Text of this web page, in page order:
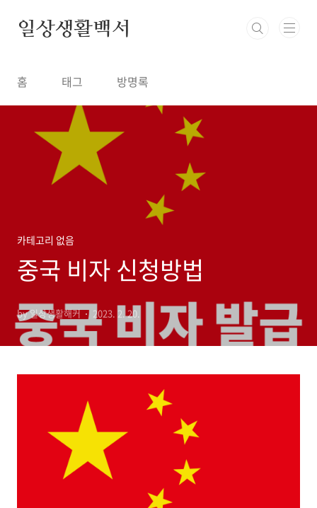
일상생활백서
홈 태그 방명록
카테고리 없음
중국 비자 신청방법
by 일상생활해커 2023. 2. 20.